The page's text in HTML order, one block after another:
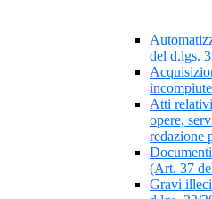
del d.lgs.
Atti
opere,
redazione
(Art. 37
Gravi